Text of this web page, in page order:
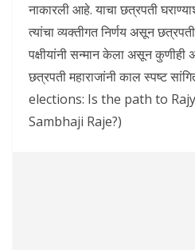
नाकारली आहे. याचा छत्रपती
त्यांचा व्यक्तीगत निर्णय असून
पक्षीयांनी सन्मान केला असून
छत्रपती महाराजांनी काल स्पष्ट
elections: Is the path to
Sambhaji Raje?)